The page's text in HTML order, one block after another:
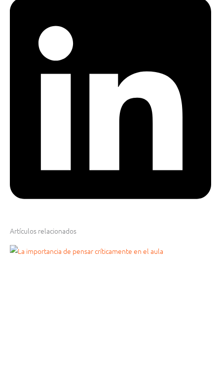
Artículos relacionados